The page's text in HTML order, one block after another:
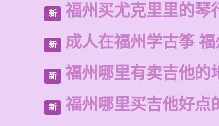
新 福州买尤克里里的琴
新 成人在福州学古筝
新 福州哪里有卖吉他的
新 福州哪里买吉他好点